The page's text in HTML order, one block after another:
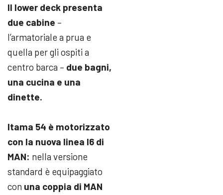
Il lower deck presenta
due cabine –
l’armatoriale a prua e
quella per gli ospiti a
centro barca – due bagni,
una cucina e una
dinette.
Itama 54 è motorizzato
con la nuova linea I6 di
MAN: nella versione
standard è equipaggiato
con una coppia di MAN